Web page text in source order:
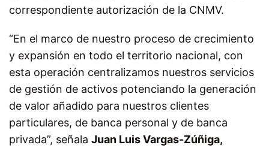
correspondiente autorización de la CNMV.
“En el marco de nuestro proceso de crecimiento
y expansión en todo el territorio nacional, con
esta operación centralizamos nuestros servicios
de gestión de activos potenciando la generación
de valor añadido para nuestros clientes
particulares, de banca personal y de banca
privada”, señala Juan Luis Vargas-Zúñiga,